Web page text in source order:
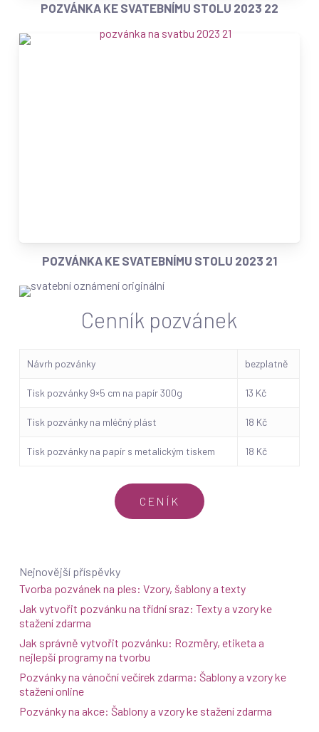
POZVÁNKA KE SVATEBNÍMU STOLU 2023 22
POZVÁNKA KE SVATEBNÍMU STOLU 2023 21
Cenník pozvánek
Návrh pozvánky bezplatně
Tisk pozvánky 9×5 cm na papír 300g 13 Kč
Tisk pozvánky na mléčný plást 18 Kč
Tisk pozvánky na papír s metalickým tiskem 18 Kč
CENÍK
Nejnovější příspěvky
Tvorba pozvánek na ples: Vzory, šablony a texty
Jak vytvořit pozvánku na třídní sraz: Texty a vzory ke
stažení zdarma
Jak správně vytvořit pozvánku: Rozměry, etiketa a
nejlepší programy na tvorbu
Pozvánky na vánoční večírek zdarma: Šablony a vzory ke
stažení online
Pozvánky na akce: Šablony a vzory ke stažení zdarma